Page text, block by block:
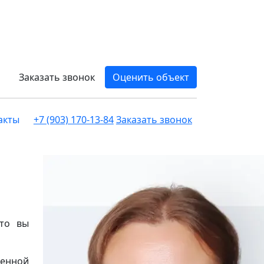
Заказать звонок Оценить объект
+7 (903) 170-13-84Заказать звонок
вы